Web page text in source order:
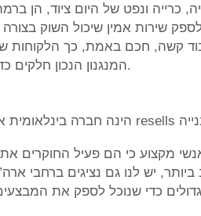
כרייה ונפט של היום ציוד, הן
שירות אמין שיכול השוק בצורה
קשה, חכם באמת, כך הלקוחות
המנגנון הנכון חלקים כדי לעשות את העבודה.
יש לנו גם נציגים ברחבי